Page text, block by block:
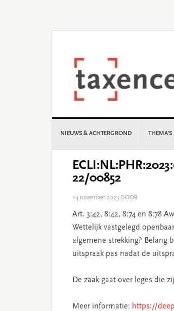
NIEUWS & ACHTERGROND THEMA’S
22/00852
24 november 2023 DOOR
Art. 3:42, 8:42, 8:74 en 8:78
Wettelijk vastgelegd
algemene strekking? Belang
uitspraak pas nadat de
De zaak gaat over leges die
Meer informatie: https://